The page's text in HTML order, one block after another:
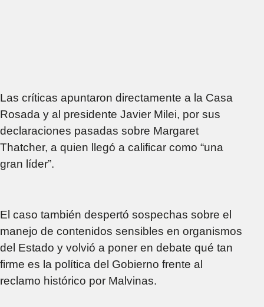
Las críticas apuntaron directamente a la Casa
Rosada y al presidente Javier Milei, por sus
declaraciones pasadas sobre Margaret
Thatcher, a quien llegó a calificar como “una
gran líder”.
El caso también despertó sospechas sobre el
manejo de contenidos sensibles en organismos
del Estado y volvió a poner en debate qué tan
firme es la política del Gobierno frente al
reclamo histórico por Malvinas.